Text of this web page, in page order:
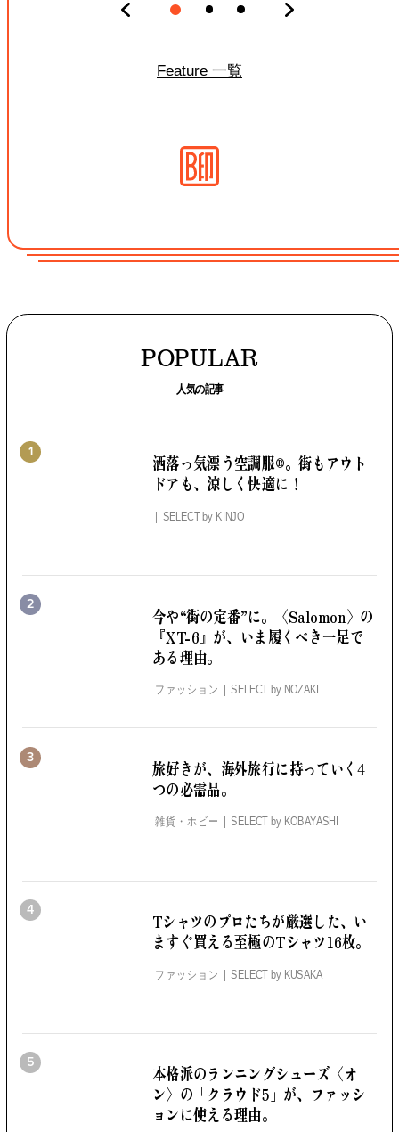
Feature 一覧
POPULAR
人気の記事
1 洒落っ気漂う空調服®。街もアウト
ドアも、涼しく快適に！
SELECT by KINJO
2 今や“街の定番”に。
〈Salomon〉の
『XT-6』が、いま履くべき一足で
ある理由。
ファッション SELECT by NOZAKI
3
旅好きが、海外旅行に持っていく4
つの必需品。
雑貨・ホビー SELECT by KOBAYASHI
4 Tシャツのプロたちが厳選した、 い
ますぐ買える至極のTシャツ16枚。
ファッション SELECT by KUSAKA
5 本格派のランニングシューズ 〈オ
ン〉の「クラウド5」が、 ファッシ
ョンに使える理由。